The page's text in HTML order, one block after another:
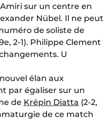
sur un centre en
Nübel. Il ne peut
de soliste de
2-1). Philippe Clement
U
élan aux
par égaliser sur un
de Krépin Diatta (2-2,
de ce match